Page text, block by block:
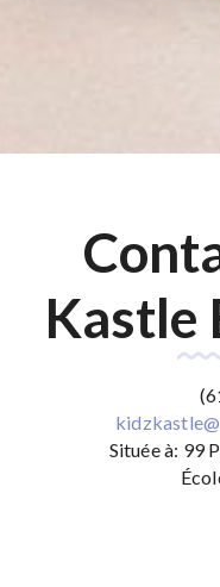
Kastle
Située à: 99